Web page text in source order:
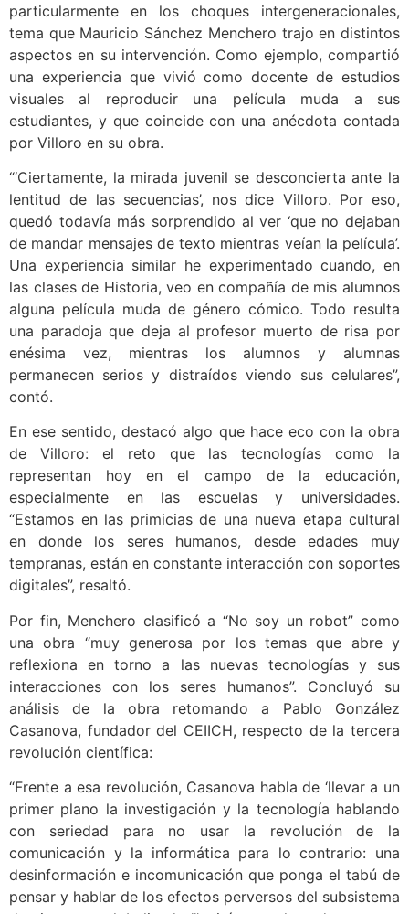
particularmente en los choques intergeneracionales,
tema que Mauricio Sánchez Menchero trajo en distintos
aspectos en su intervención. Como ejemplo, compartió
una experiencia que vivió como docente de estudios
visuales al reproducir una película muda a sus
estudiantes, y que coincide con una anécdota contada
por Villoro en su obra.
“‘Ciertamente, la mirada juvenil se desconcierta ante la
lentitud de las secuencias’, nos dice Villoro. Por eso,
quedó todavía más sorprendido al ver ‘que no dejaban
de mandar mensajes de texto mientras veían la película’.
Una experiencia similar he experimentado cuando, en
las clases de Historia, veo en compañía de mis alumnos
alguna película muda de género cómico. Todo resulta
una paradoja que deja al profesor muerto de risa por
enésima vez, mientras los alumnos y alumnas
permanecen serios y distraídos viendo sus celulares”,
contó.
En ese sentido, destacó algo que hace eco con la obra
de Villoro: el reto que las tecnologías como la
representan hoy en el campo de la educación,
especialmente en las escuelas y universidades.
“Estamos en las primicias de una nueva etapa cultural
en donde los seres humanos, desde edades muy
tempranas, están en constante interacción con soportes
digitales”, resaltó.
Por fin, Menchero clasificó a “No soy un robot” como
una obra “muy generosa por los temas que abre y
reflexiona en torno a las nuevas tecnologías y sus
interacciones con los seres humanos”. Concluyó su
análisis de la obra retomando a Pablo González
Casanova, fundador del CEIICH, respecto de la tercera
revolución científica:
“Frente a esa revolución, Casanova habla de ‘llevar a un
primer plano la investigación y la tecnología hablando
con seriedad para no usar la revolución de la
comunicación y la informática para lo contrario: una
desinformación e incomunicación que ponga el tabú de
pensar y hablar de los efectos perversos del subsistema